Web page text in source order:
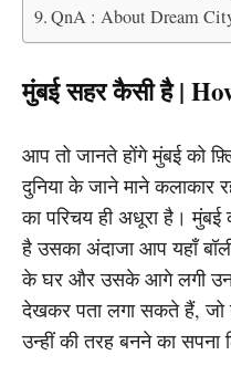
QnA : About Dream
मुंबई सहर कैसी है |
आप तो जानते होंगे मुंबई को
दुनिया के जाने माने कलाकार
का परिचय ही अधूरा है। मुंबई
है उसका अंदाजा आप यहाँ
के घर और उसके आगे लगी उनके
देखकर पता लगा सकते हैं, जो
उन्हीं की तरह बनने का सपना